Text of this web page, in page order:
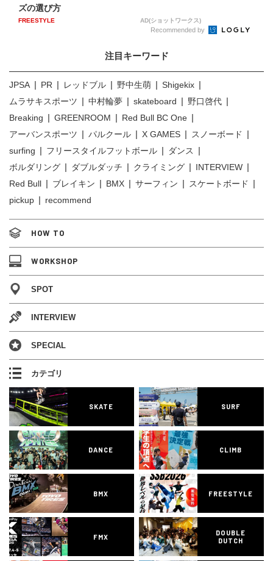
ズの選び方
FREESTYLE AD(ショットワークス)
Recommended by
注目キーワード
JPSA PR レッドブル 野中生萌
Shigekix
ムラサキスポーツ
中村輪夢 skateboard
野口啓代
Breaking
GREENROOM
Red Bull BC One
アーバンスポーツ
パルクール X GAMES
スノーボード
surfing
フリースタイルフットボール
ダンス
ボルダリング
ダブルダッチ クライミング
INTERVIEW
Red Bull
ブレイキン BMX サーフィン
スケートボード
pickup
recommend
HOW TO
WORKSHOP
SPOT
INTERVIEW
SPECIAL
カテゴリ
SKATE SURF
DANCE CLIMB
BMX FREESTYLE
FMX
DOUBLE
DUTCH